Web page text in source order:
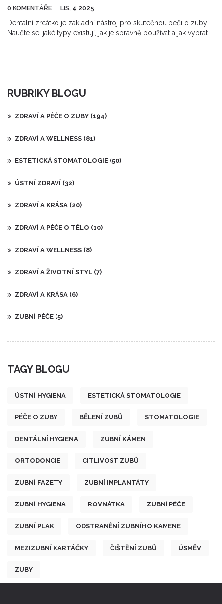
0 KOMENTÁŘE LIS, 4 2025
Dentální zrcátko je základní nástroj pro skutečnou péči o zuby.
Naučte se, jaké typy existují, jak je správně používat a jak vybrat
RUBRIKY BLOGU
ZDRAVÍ A PÉČE O ZUBY (194)
ZDRAVÍ A WELLNESS (81)
ESTETICKÁ STOMATOLOGIE (50)
ÚSTNÍ ZDRAVÍ (32)
ZDRAVÍ A KRÁSA (20)
ZDRAVÍ A PÉČE O TĚLO (10)
ZDRAVÍ A WELLNESS (8)
ZDRAVÍ A ŽIVOTNÍ STYL (7)
ZDRAVÍ A KRÁSA (6)
ZUBNÍ PÉČE (5)
TAGY BLOGU
ÚSTNÍ HYGIENA ESTETICKÁ STOMATOLOGIE
PÉČE O ZUBY BĚLENÍ ZUBŮ STOMATOLOGIE
DENTÁLNÍ HYGIENA ZUBNÍ KÁMEN
ORTODONCIE CITLIVOST ZUBŮ
ZUBNÍ FAZETY ZUBNÍ IMPLANTÁTY
ZUBNÍ HYGIENA ROVNÁTKA ZUBNÍ PÉČE
ZUBNÍ PLAK ODSTRANĚNÍ ZUBNÍHO KAMENE
MEZIZUBNÍ KARTÁČKY ČIŠTĚNÍ ZUBŮ ÚSMĚV
ZUBY